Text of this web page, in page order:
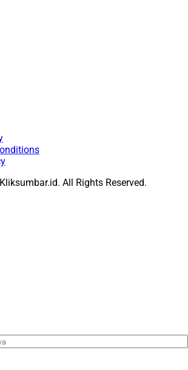
All Rights Reserved.